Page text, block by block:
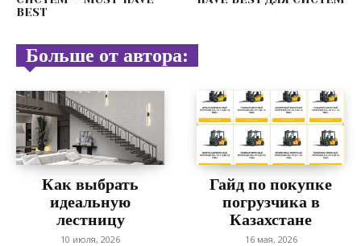
BEST
Больше от автора:
Как выбрать
идеальную
лестницу
10 июля, 2026
Гайд по покупке
погрузчика в
Казахстане
16 мая, 2026